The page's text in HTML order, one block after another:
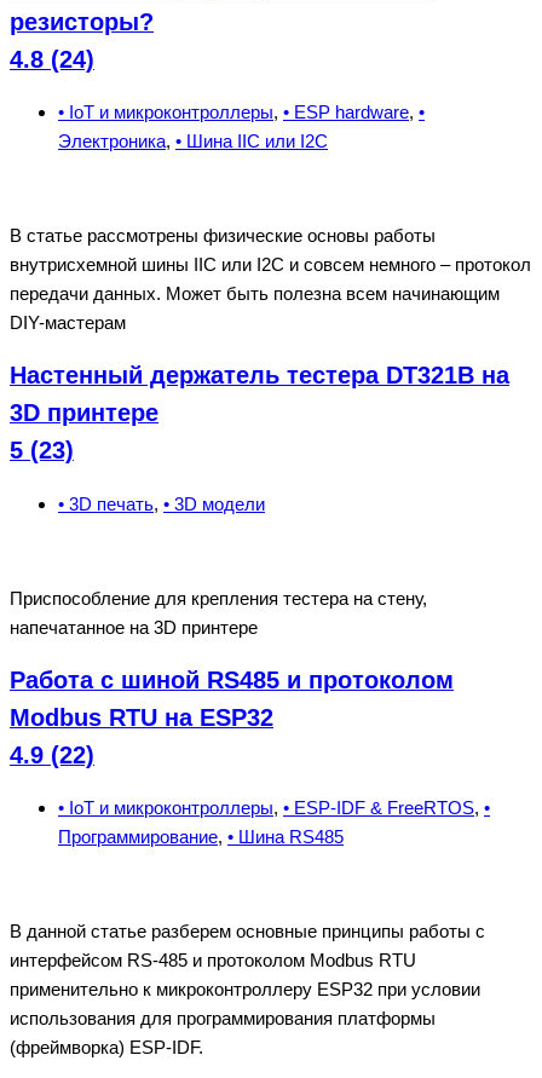
резисторы?
4.8 (24)
• IoT и микроконтроллеры, • ESP hardware, •
Электроника, • Шина IIC или I2C
В статье рассмотрены физические основы работы
внутрисхемной шины IIC или I2C и совсем немного – протокол
передачи данных. Может быть полезна всем начинающим
DIY-мастерам
Настенный держатель тестера DT321B на
3D принтере
5 (23)
• 3D печать, • 3D модели
Приспособление для крепления тестера на стену,
напечатанное на 3D принтере
Работа с шиной RS485 и протоколом
Modbus RTU на ESP32
4.9 (22)
• IoT и микроконтроллеры, • ESP-IDF & FreeRTOS, •
Программирование, • Шина RS485
В данной статье разберем основные принципы работы с
интерфейсом RS-485 и протоколом Modbus RTU
применительно к микроконтроллеру ESP32 при условии
использования для программирования платформы
(фреймворка) ESP-IDF.